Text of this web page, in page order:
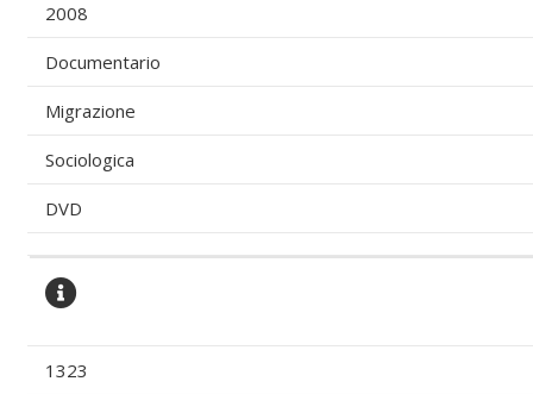
2008
Documentario
Migrazione
Sociologica
DVD
1323